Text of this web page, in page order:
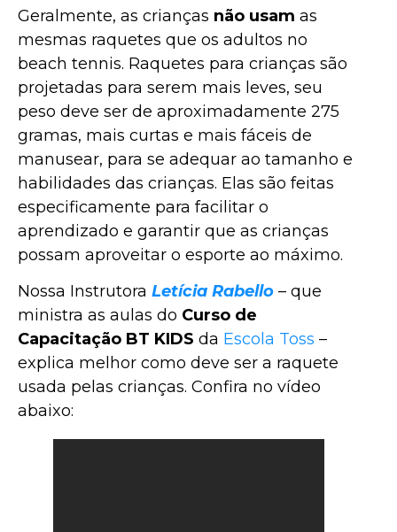
Geralmente, as crianças não usam as
mesmas raquetes que os adultos no
beach tennis. Raquetes para crianças são
projetadas para serem mais leves, seu
peso deve ser de aproximadamente 275
gramas, mais curtas e mais fáceis de
manusear, para se adequar ao tamanho e
habilidades das crianças. Elas são feitas
especificamente para facilitar o
aprendizado e garantir que as crianças
possam aproveitar o esporte ao máximo.
Nossa Instrutora Letícia Rabello – que
ministra as aulas do Curso de
Capacitação BT KIDS da Escola Toss –
explica melhor como deve ser a raquete
usada pelas crianças. Confira no vídeo
abaixo: